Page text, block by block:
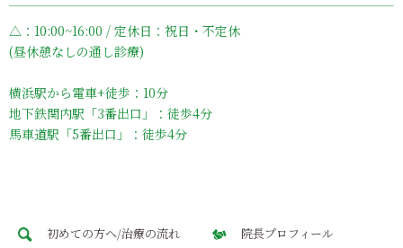
初めての方へ/治療の流れ 院長プロフィール
△：10:00~16:00 / 定休日：祝日・不定休
(昼休憩なしの通し診療)
横浜駅から電車+徒歩：10分
地下鉄関内駅「3番出口」：徒歩4分
馬車道駅「5番出口」：徒歩4分